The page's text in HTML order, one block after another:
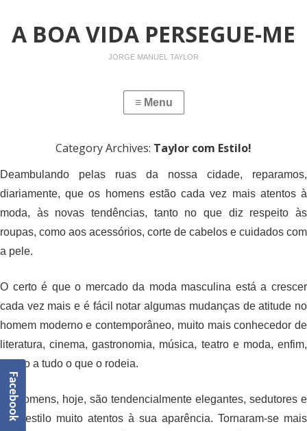
A BOA VIDA PERSEGUE-ME
JORGE MANUEL TAYLOR
Category Archives: Taylor com Estilo!
Deambulando pelas ruas da nossa cidade, reparamos,
diariamente, que os homens estão cada vez mais atentos à
moda, às novas tendências, tanto no que diz respeito às
roupas, como aos acessórios, corte de cabelos e cuidados com
a pele.
O certo é que o mercado da moda masculina está a crescer
cada vez mais e é fácil notar algumas mudanças de atitude no
homem moderno e contemporâneo, muito mais conhecedor de
literatura, cinema, gastronomia, música, teatro e moda, enfim,
atento a tudo o que o rodeia.
Os homens, hoje, são tendencialmente elegantes, sedutores e
com estilo muito atentos à sua aparência. Tornaram-se mais
Facebook